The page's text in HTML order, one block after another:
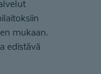
mukaan.
edistävä